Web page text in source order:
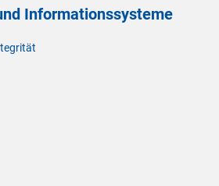
Informationssysteme